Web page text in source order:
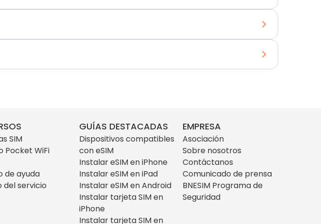
SIM
Pocket WiFi
de ayuda
del servicio
GUÍAS DESTACADAS
Dispositivos compatibles
con eSIM
Instalar eSIM en iPhone
Instalar eSIM en iPad
Instalar eSIM en Android
Instalar tarjeta SIM en
iPhone
Instalar tarjeta SIM en
EMPRESA
Asociación
Sobre nosotros
Contáctanos
Comunicado de prensa
BNESIM Programa de
Seguridad